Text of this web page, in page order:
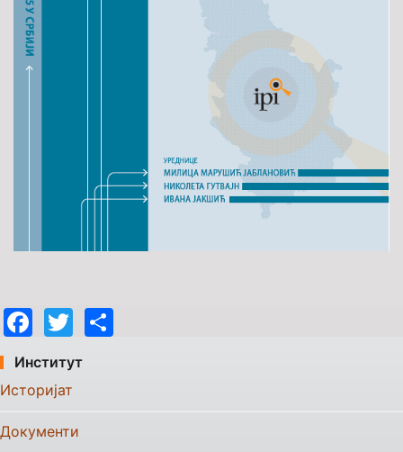
Facebook
Twitter
Институт
Историјат
Документи